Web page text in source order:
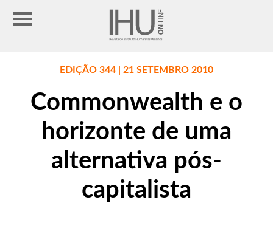
EDIÇÃO 344 | 21 SETEMBRO 2010
Commonwealth e o
horizonte de uma
alternativa pós-
capitalista